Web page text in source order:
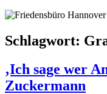
Schlagwort:
‚Ich sage wer
Zuckermann